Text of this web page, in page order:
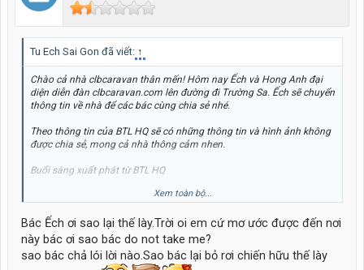
Tu Ech Sai Gon đã viết: ↑
Chào cả nhà clbcaravan thân mến! Hôm nay Ếch và Hong Anh đại
diện diễn đàn clbcaravan.com lên đường đi Trường Sa. Ếch sẽ chuyển
thông tin về nhà để các bác cùng chia sẻ nhé.
Theo thông tin của BTL HQ sẽ có những thông tin và hình ảnh không
được chia sẻ, mong cả nhà thông cảm nhen.
Buổi sáng xuất phát từ BTL HQ
Xem toàn bộ...
Bác Ếch ơi sao lại thế lày.Trời oi em cứ mơ ước được đến nơi
này bác ơi sao bác do not take me?
sao bác chả lói lời nào.Sao bác lại bỏ rơi chiến hữu thế lày